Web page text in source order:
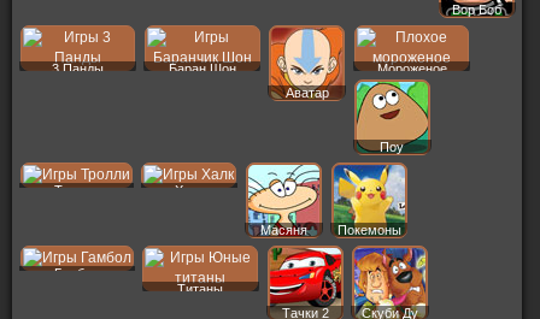
Вор Боб
3 Панды
Баран Шон
Аватар
Мороженое
Поу
Тролли Халк
Масяня Покемоны
Гамбол
Титаны
Тачки 2
Скуби Ду